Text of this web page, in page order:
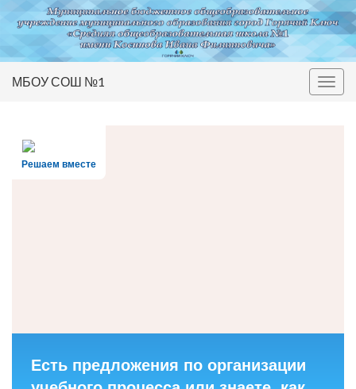
Вкл/
МБОУ СОШ №1
Решаем вместе
Есть предложения по организации